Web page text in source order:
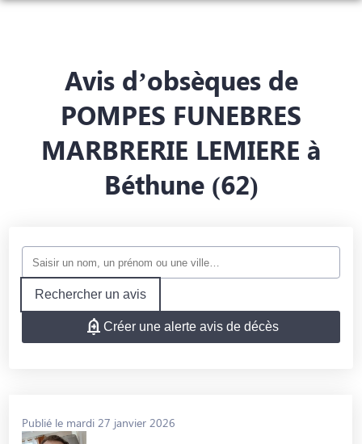
PRÉVOIR SES OBSÈQUES
MONUMENTS FUNÉRAIRES
SERVICES AUX FAMILLES
AGENCE DE PHALEMPIN
AGENCE DE LORGIES
ESPACES HOMMAGES
Avis d’obsèques de
POMPES FUNEBRES
MARBRERIE LEMIERE à
Béthune (62)
Rechercher un avis
Créer une alerte avis de décès
Publié le mardi 27 janvier 2026